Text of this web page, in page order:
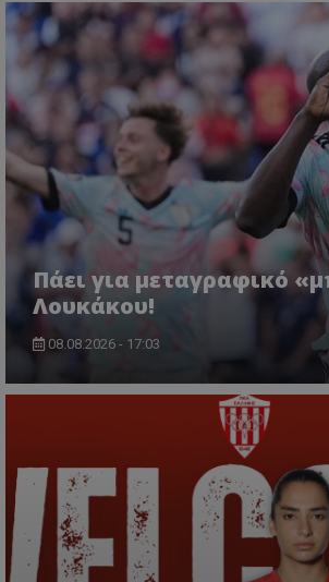
Πάει για μεταγραφικό
Λουκάκου!
08.08.2026 - 17:03